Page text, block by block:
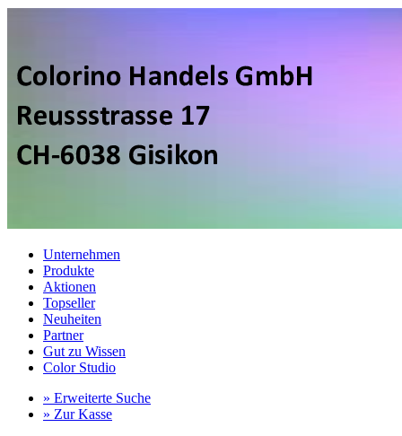
Unternehmen
Produkte
Aktionen
Topseller
Neuheiten
Partner
Gut zu Wissen
Color Studio
» Erweiterte Suche
» Zur Kasse